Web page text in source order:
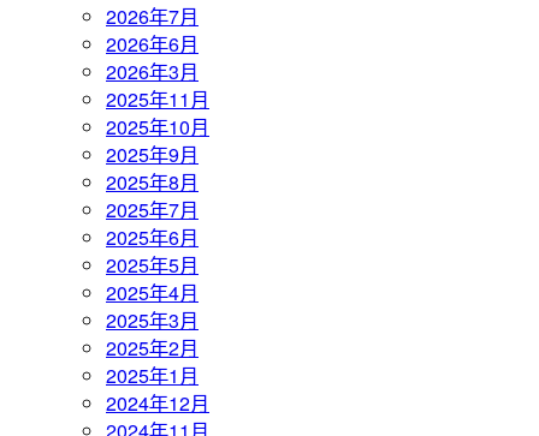
2026年7月
2026年6月
2026年3月
2025年11月
2025年10月
2025年9月
2025年8月
2025年7月
2025年6月
2025年5月
2025年4月
2025年3月
2025年2月
2025年1月
2024年12月
2024年11月